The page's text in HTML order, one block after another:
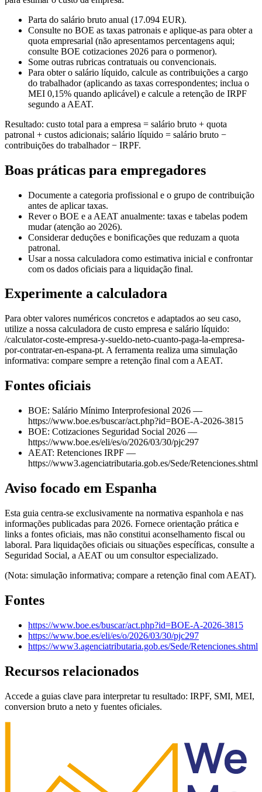
Parta do salário bruto anual (17.094 EUR).
Consulte no BOE as taxas patronais e aplique-as para obter a
quota empresarial (não apresentamos percentagens aqui;
consulte BOE cotizaciones 2026 para o pormenor).
Some outras rubricas contratuais ou convencionais.
Para obter o salário líquido, calcule as contribuições a cargo
do trabalhador (aplicando as taxas correspondentes; inclua o
MEI 0,15% quando aplicável) e calcule a retenção de IRPF
segundo a AEAT.
Resultado: custo total para a empresa = salário bruto + quota
patronal + custos adicionais; salário líquido = salário bruto −
contribuições do trabalhador − IRPF.
Boas práticas para empregadores
Documente a categoria profissional e o grupo de contribuição
antes de aplicar taxas.
Rever o BOE e a AEAT anualmente: taxas e tabelas podem
mudar (atenção ao 2026).
Considerar deduções e bonificações que reduzam a quota
patronal.
Usar a nossa calculadora como estimativa inicial e confrontar
com os dados oficiais para a liquidação final.
Experimente a calculadora
Para obter valores numéricos concretos e adaptados ao seu caso,
utilize a nossa calculadora de custo empresa e salário líquido:
/calculator-coste-empresa-y-sueldo-neto-cuanto-paga-la-empresa-
por-contratar-en-espana-pt. A ferramenta realiza uma simulação
informativa: compare sempre a retenção final com a AEAT.
Fontes oficiais
BOE: Salário Mínimo Interprofesional 2026 —
https://www.boe.es/buscar/act.php?id=BOE-A-2026-3815
BOE: Cotizaciones Seguridad Social 2026 —
https://www.boe.es/eli/es/o/2026/03/30/pjc297
AEAT: Retenciones IRPF —
https://www3.agenciatributaria.gob.es/Sede/Retenciones.shtml
Aviso focado em Espanha
Esta guia centra-se exclusivamente na normativa espanhola e nas
informações publicadas para 2026. Fornece orientação prática e
links a fontes oficiais, mas não constitui aconselhamento fiscal ou
laboral. Para liquidações oficiais ou situações específicas, consulte a
Seguridad Social, a AEAT ou um consultor especializado.
(Nota: simulação informativa; compare a retenção final com AEAT).
Fontes
https://www.boe.es/buscar/act.php?id=BOE-A-2026-3815
https://www.boe.es/eli/es/o/2026/03/30/pjc297
https://www3.agenciatributaria.gob.es/Sede/Retenciones.shtml
Recursos relacionados
Accede a guias clave para interpretar tu resultado: IRPF, SMI, MEI,
conversion bruto a neto y fuentes oficiales.